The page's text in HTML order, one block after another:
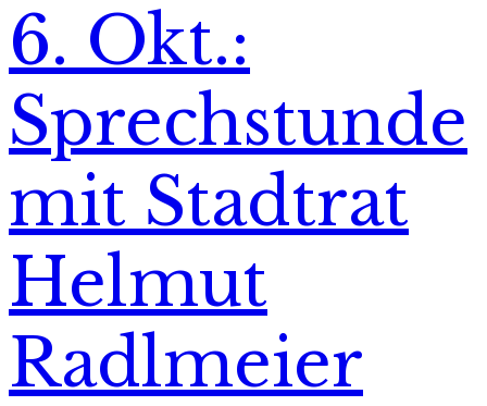
6. Okt.:
Sprechstunde
mit Stadtrat
Helmut
Radlmeier